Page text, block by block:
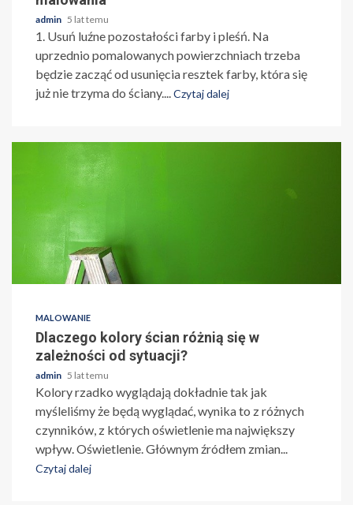
admin 5 lat temu
1. Usuń luźne pozostałości farby i pleśń. Na
uprzednio pomalowanych powierzchniach trzeba
będzie zacząć od usunięcia resztek farby, która się
już nie trzyma do ściany.... Czytaj dalej
MALOWANIE
Dlaczego kolory ścian różnią się w
zależności od sytuacji?
admin 5 lat temu
Kolory rzadko wyglądają dokładnie tak jak
myśleliśmy że będą wyglądać, wynika to z różnych
czynników, z których oświetlenie ma największy
wpływ. Oświetlenie. Głównym źródłem zmian...
Czytaj dalej